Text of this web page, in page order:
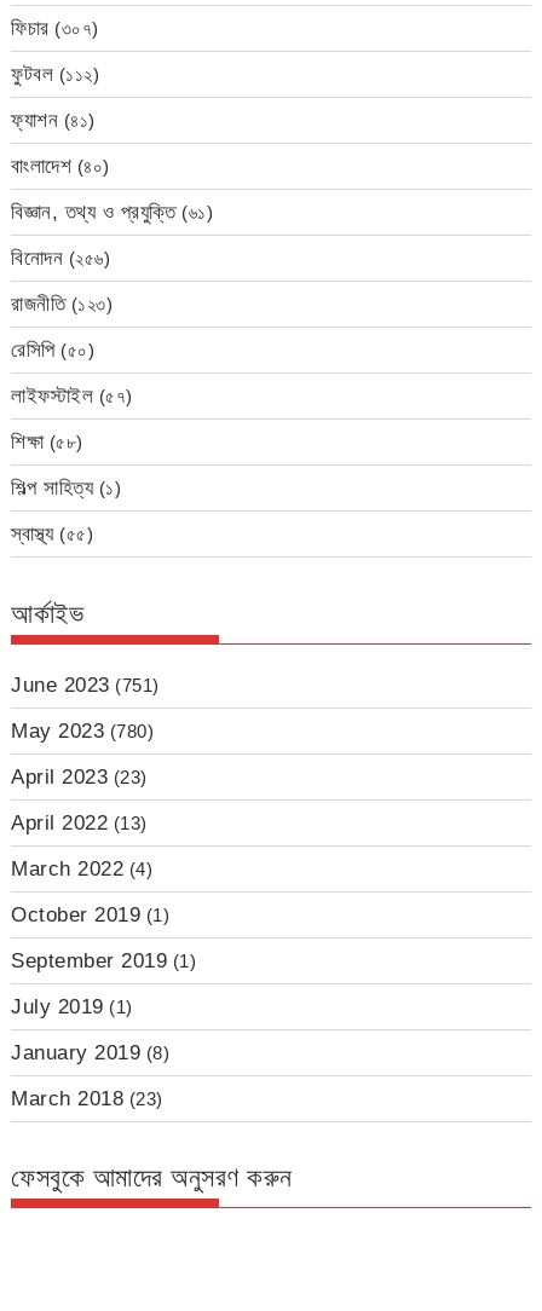
ফিচার (৩০৭)
ফুটবল (১১২)
ফ্যাশন (৪১)
বাংলাদেশ (৪০)
বিজ্ঞান, তথ্য ও প্রযুক্তি(৬১)
বিনোদন (২৫৬)
রাজনীতি(১২৩)
রেসিপি(৫০)
লাইফস্টাইল (৫৭)
শিক্ষা(৫৮)
শিল্প সাহিত্য(১)
স্বাস্থ্য(৫৫)
আর্কাইভ
June 2023 (751)
May 2023 (780)
April 2023 (23)
April 2022 (13)
March 2022 (4)
October 2019 (1)
September 2019 (1)
July 2019 (1)
January 2019 (8)
March 2018 (23)
ফেসবুকে আমাদের অনুসরণ করুন